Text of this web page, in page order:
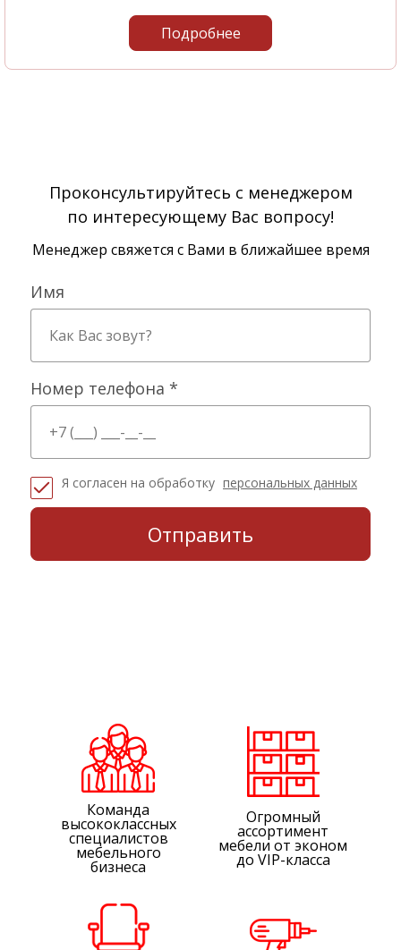
Подробнее
Проконсультируйтесь с менеджером
по интересующему Вас вопросу!
Менеджер свяжется с Вами в ближайшее время
Имя
Номер телефона *
Я согласен на обработку персональных данных
Команда
высококлассных
специалистов
мебельного
бизнеса
Огромный
ассортимент
мебели от эконом
до VIP-класса